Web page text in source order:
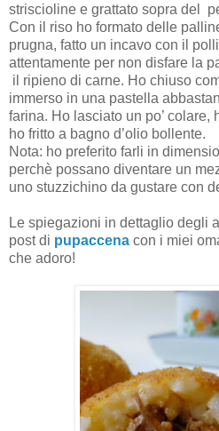
striscioline e grattato sopra del
Con il riso ho formato delle
prugna, fatto un incavo con il
attentamente per non disfare la
il ripieno di carne. Ho chiuso
immerso in una pastella
farina. Ho lasciato un po’ colare,
ho fritto a bagno d’olio bollente.
Nota: ho preferito farli in
perchè possano diventare un
uno stuzzichino da gustare con
Le spiegazioni in dettaglio degli
post di pupaccena con i miei
che adoro!